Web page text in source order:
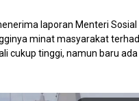
laporan Menteri
minat masyarakat
cukup tinggi, namun baru